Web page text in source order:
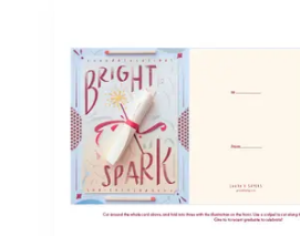
Eleva cualquier tarjeta de
Perfecto para celebraciones
El diseño lúdico con